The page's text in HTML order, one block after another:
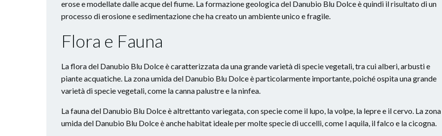
erose e modellate dalle acque del fiume. La formazione geologica del Danubio Blu Dolce è quindi il risultato di un
processo di erosione e sedimentazione che ha creato un ambiente unico e fragile.
Flora e Fauna
La flora del Danubio Blu Dolce è caratterizzata da una grande varietà di specie vegetali, tra cui alberi, arbusti e
piante acquatiche. La zona umida del Danubio Blu Dolce è particolarmente importante, poiché ospita una grande
varietà di specie vegetali, come la canna palustre e la ninfea.
La fauna del Danubio Blu Dolce è altrettanto variegata, con specie come il lupo, la volpe, la lepre e il cervo. La zona
umida del Danubio Blu Dolce è anche habitat ideale per molte specie di uccelli, come l aquila, il falco e la cicogna.